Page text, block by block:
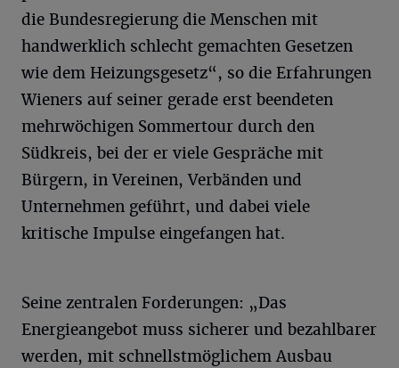
die Bundesregierung die Menschen mit
handwerklich schlecht gemachten Gesetzen
wie dem Heizungsgesetz“, so die Erfahrungen
Wieners auf seiner gerade erst beendeten
mehrwöchigen Sommertour durch den
Südkreis, bei der er viele Gespräche mit
Bürgern, in Vereinen, Verbänden und
Unternehmen geführt, und dabei viele
kritische Impulse eingefangen hat.
Seine zentralen Forderungen: „Das
Energieangebot muss sicherer und bezahlbarer
werden, mit schnellstmöglichem Ausbau